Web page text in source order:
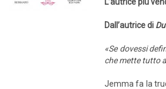
Dall’autrice di
«Se dovessi
che mette tutto
Jemma fa la